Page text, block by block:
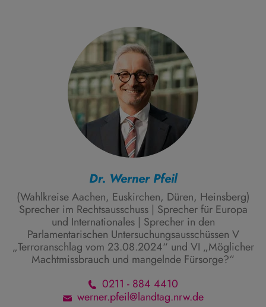
Dr. Werner Pfeil
(Wahlkreise Aachen, Euskirchen, Düren, Heinsberg)
Sprecher im Rechtsausschuss | Sprecher für Europa
und Internationales | Sprecher in den
Parlamentarischen Untersuchungsausschüssen V
„Terroranschlag vom 23.08.2024“ und VI „Möglicher
Machtmissbrauch und mangelnde Fürsorge?“
0211 - 884 4410
werner.pfeil@landtag.nrw.de